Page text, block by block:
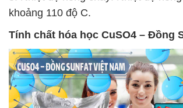
khoảng 110 độ C.
Tính chất hóa học CuSO4 – Đồng